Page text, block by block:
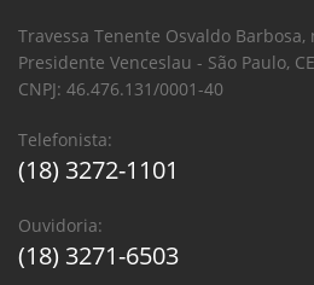
Travessa Tenente Osvaldo Barbosa,
Presidente Venceslau - São Paulo,
CNPJ: 46.476.131/0001-40
Telefonista:
(18) 3272-1101
Ouvidoria:
(18) 3271-6503